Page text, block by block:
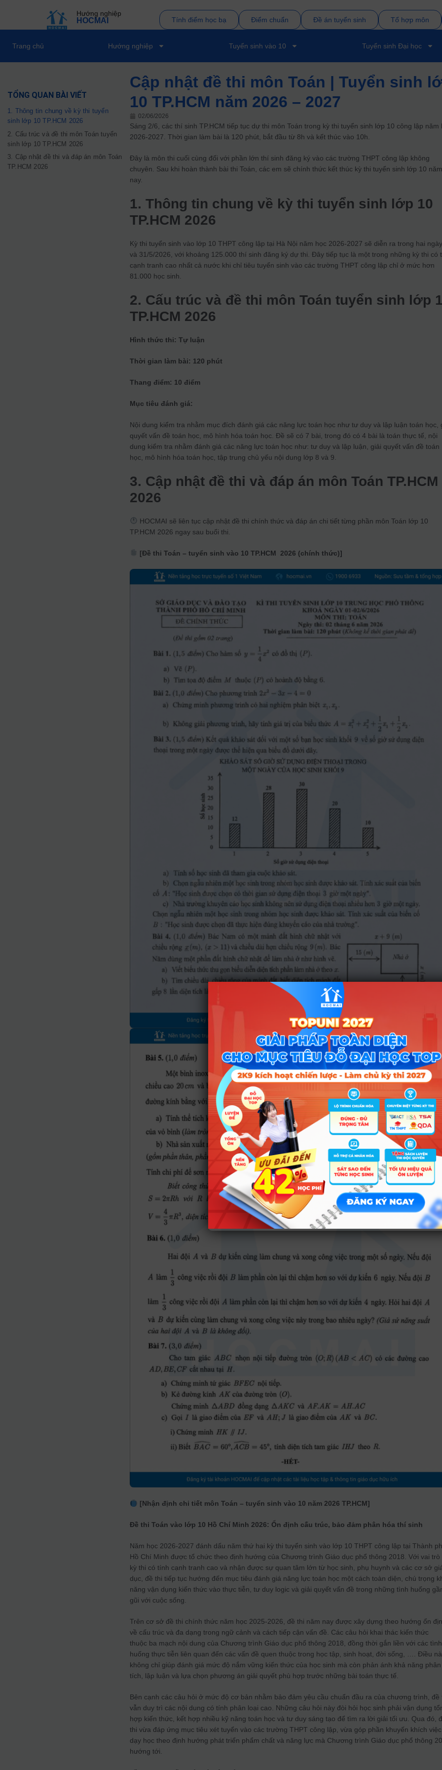
Hướng nghiệp
HOCMAI Tính điểm học bạ Điểm chuẩn Đề án tuyển sinh Tổ hợp môn
Trang chủ Hướng nghiệp Tuyển sinh vào 10 Tuyển sinh Đại học
TỔNG QUAN BÀI VIẾT
1. Thông tin chung về kỳ thi tuyển
sinh lớp 10 TP.HCM 2026
2. Cấu trúc và đề thi môn Toán tuyển
sinh lớp 10 TP.HCM 2026
3. Cập nhật đề thi và đáp án môn Toán
TP.HCM 2026
Cập nhật đề thi môn Toán | Tuyển sinh
10 TP.HCM năm 2026 – 2027
02/06/2026
Sáng 2/6, các thí sinh TP.HCM tiếp tục dự thi môn Toán trong kỳ thi tuyển sinh lớp 10 công lập năm
2026-2027. Thời gian làm bài là 120 phút, bắt đầu từ 8h và kết thúc vào 10h.
Đây là môn thi cuối cùng đối với phần lớn thí sinh đăng ký vào các trường THPT công lập không
chuyên. Sau khi hoàn thành bài thi Toán, các em sẽ chính thức kết thúc kỳ thi tuyển sinh lớp 10
nay.
1. Thông tin chung về kỳ thi tuyển sinh lớp 10
TP.HCM 2026
Kỳ thi tuyển sinh vào lớp 10 THPT công lập tại Hà Nội năm học 2026-2027 sẽ diễn ra trong hai
và 31/5/2026, với khoảng 125.000 thí sinh đăng ký dự thi. Đây tiếp tục là một trong những kỳ thi có
cạnh tranh cao nhất cả nước khi chỉ tiêu tuyển sinh vào các trường THPT công lập chỉ ở mức hơn
81.000 học sinh.
2. Cấu trúc và đề thi môn Toán tuyển sinh lớp
TP.HCM 2026
Hình thức thi: Tự luận
Thời gian làm bài: 120 phút
Thang điểm: 10 điểm
Mục tiêu đánh giá:
Nội dung kiểm tra nhằm mục đích đánh giá các năng lực toán học như tư duy và lập luận toán học,
quyết vấn đề toán học, mô hình hóa toán học. Đề sẽ có 7 bài, trong đó có 4 bài là toán thực tế, nội
dung kiểm tra nhằm đánh giá các năng lực toán học như: tư duy và lập luận, giải quyết vấn đề toán
học, mô hình hóa toán học, tập trung chủ yếu nội dung lớp 8 và 9.
3. Cập nhật đề thi và đáp án môn ToánTP.HCM
2026
HOCMAI sẽ liên tục cập nhật đề thi chính thức và đáp án chi tiết từng phần môn Toán lớp 10
TP.HCM 2026 ngay sau buổi thi.
[Đề thi Toán – tuyển sinh vào 10TP.HCM 2026 (chính thức)]
[Nhận định chi tiết môn Toán – tuyển sinh vào 10 năm 2026TP.HCM]
Đề thi Toán vào lớp 10 Hồ Chí Minh 2026: Ổn định cấu trúc, bảo đảm phân hóa thí sinh
Năm học 2026-2027 đánh dấu năm thứ hai kỳ thi tuyển sinh vào lớp 10 THPT công lập tại Thành
Hồ Chí Minh được tổ chức theo định hướng của Chương trình Giáo dục phổ thông 2018. Với vai trò
kỳ thi có tính cạnh tranh cao và nhận được sự quan tâm lớn từ học sinh, phụ huynh và các cơ sở
dục, đề thi tiếp tục hướng đến mục tiêu đánh giá năng lực toán học một cách toàn diện, chú trọng
năng vận dụng kiến thức vào thực tiễn, tư duy logic và giải quyết vấn đề trong những tình huống
gũi với cuộc sống.
Trên cơ sở đề thi chính thức năm học 2025-2026, đề thi năm nay được xây dựng theo hướng ổn
về cấu trúc và đa dạng trong ngữ cảnh và cách tiếp cận vấn đề. Các câu hỏi khai thác kiến thức
thuộc ba mạch nội dung của Chương trình Giáo dục phổ thông 2018, đồng thời gắn liền với các tình
huống thực tiễn liên quan đến các vấn đề quen thuộc trong học tập, sinh hoạt, đời sống, …. Điều
không chỉ giúp đánh giá mức độ nắm vững kiến thức của học sinh mà còn phản ánh khả năng phân
tích, lập luận và lựa chọn phương án giải quyết phù hợp trước những bài toán thực tế.
Bên cạnh các câu hỏi ở mức độ cơ bản nhằm bảo đảm yêu cầu chuẩn đầu ra của chương trình, đề
vẫn duy trì các nội dung có tính phân loại cao. Những câu hỏi này đòi hỏi học sinh phải vận dụng
hợp kiến thức, kết hợp nhiều kỹ năng toán học và tư duy sáng tạo để tìm ra lời giải tối ưu. Qua đó,
thi vừa đáp ứng mục tiêu xét tuyển vào các trường THPT công lập, vừa góp phần khuyến khích việc
dạy học theo định hướng phát triển phẩm chất và năng lực mà Chương trình Giáo dục phổ thông
hướng tới.